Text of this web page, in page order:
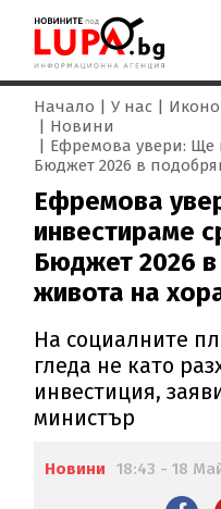
Начало У нас
Новини
Ефремова увери: Ще
Бюджет 2026 в
Ефремова
инвестираме
Бюджет 2026
живота на
На социалните
гледа не като
инвестиция,
министър
Новини 18:43 - 18